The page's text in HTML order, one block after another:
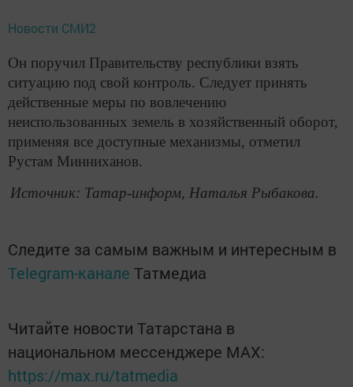
Новости СМИ2
Он поручил Правительству республики взять
ситуацию под свой контроль. Следует принять
действенные меры по вовлечению
неиспользованных земель в хозяйственный оборот,
применяя все доступные механизмы, отметил
Рустам Минниханов.
Источник: Татар-информ, Наталья Рыбакова.
Следите за самым важным и интересным в
Telegram-канале Татмедиа
Читайте новости Татарстана в
национальном мессенджере MАХ:
https://max.ru/tatmedia